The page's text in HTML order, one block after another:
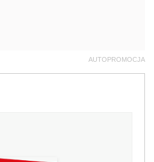
AUTOPROMOCJA